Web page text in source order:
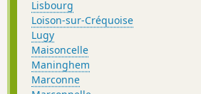
Lisbourg
Loison-sur-Créquoise
Lugy
Maisoncelle
Maninghem
Marconne